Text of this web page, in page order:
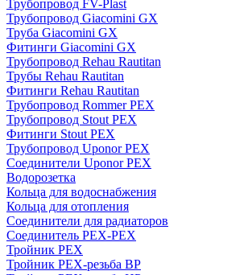
Трубопровод FV-Plast
Трубопровод Giacomini GX
Труба Giacomini GX
Фитинги Giacomini GX
Трубопровод Rehau Rautitan
Трубы Rehau Rautitan
Фитинги Rehau Rautitan
Трубопровод Rommer PEX
Трубопровод Stout PEX
Фитинги Stout PEX
Трубопровод Uponor PEX
Соединители Uponor PEX
Водорозетка
Кольца для водоснабжения
Кольца для отопления
Соединители для радиаторов
Соединитель PEX-PEX
Тройник PEX
Тройник PEX-резьба ВР